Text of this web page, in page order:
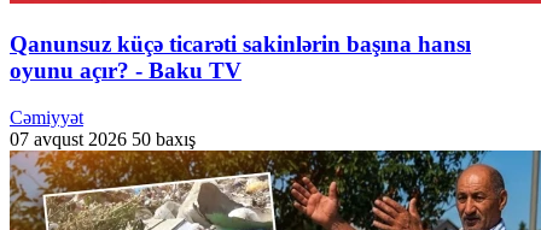
Qanunsuz küçə ticarəti sakinlərin başına hansı
oyunu açır? - Baku TV
Cəmiyyət
07 avqust 2026 50 baxış